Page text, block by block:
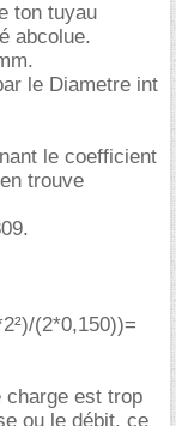
ton tuyau
abcolue.
le Diametre int
le coefficient
trouve
(2*0,150))=
charge est trop
ou le débit, ce